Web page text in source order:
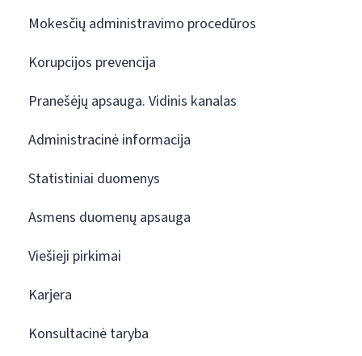
Mokesčių administravimo procedūros
Korupcijos prevencija
Pranešėjų apsauga. Vidinis kanalas
Administracinė informacija
Statistiniai duomenys
Asmens duomenų apsauga
Viešieji pirkimai
Karjera
Konsultacinė taryba